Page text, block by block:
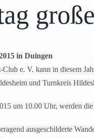
in Duingen
e. V. kann in diesem
und Turnkreis
um 10.00 Uhr, werden
ausgeschilderte